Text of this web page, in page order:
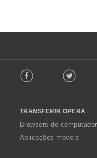
o
w
O
p
Facebook Twitter
TRANSFERIR OPERA
Browsers de computador
Aplicações móveis